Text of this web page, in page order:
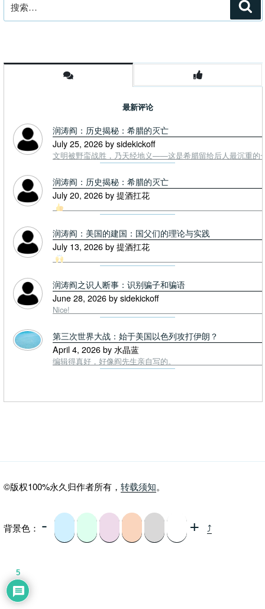
索：
最新评论
润涛阎：历史揭秘：希腊的灭亡
July 25, 2026 by sidekickoff
文明被野蛮战胜，乃天经地义——这是希腊留给后人最沉重的
润涛阎：历史揭秘：希腊的灭亡
July 20, 2026 by 提酒扛花
润涛阎：美国的建国：国父们的理论与实践
July 13, 2026 by 提酒扛花
润涛阎之识人断事：识别骗子和骗语
June 28, 2026 by sidekickoff
Nice!
第三次世界大战：始于美国以色列攻打伊朗？
April 4, 2026 by 水晶蓝
编辑得真好，好像阎先生亲自写的。
©版权100%永久归作者所有， 转载须知。
背景色： - + ⤴
5